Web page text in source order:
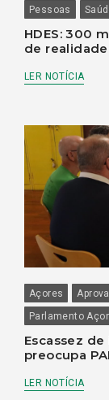
Pessoas
HDES: 300
de realidade
LER NOTÍCIA
Açores
Parlamento
Escassez
preocupa
LER NOTÍCIA